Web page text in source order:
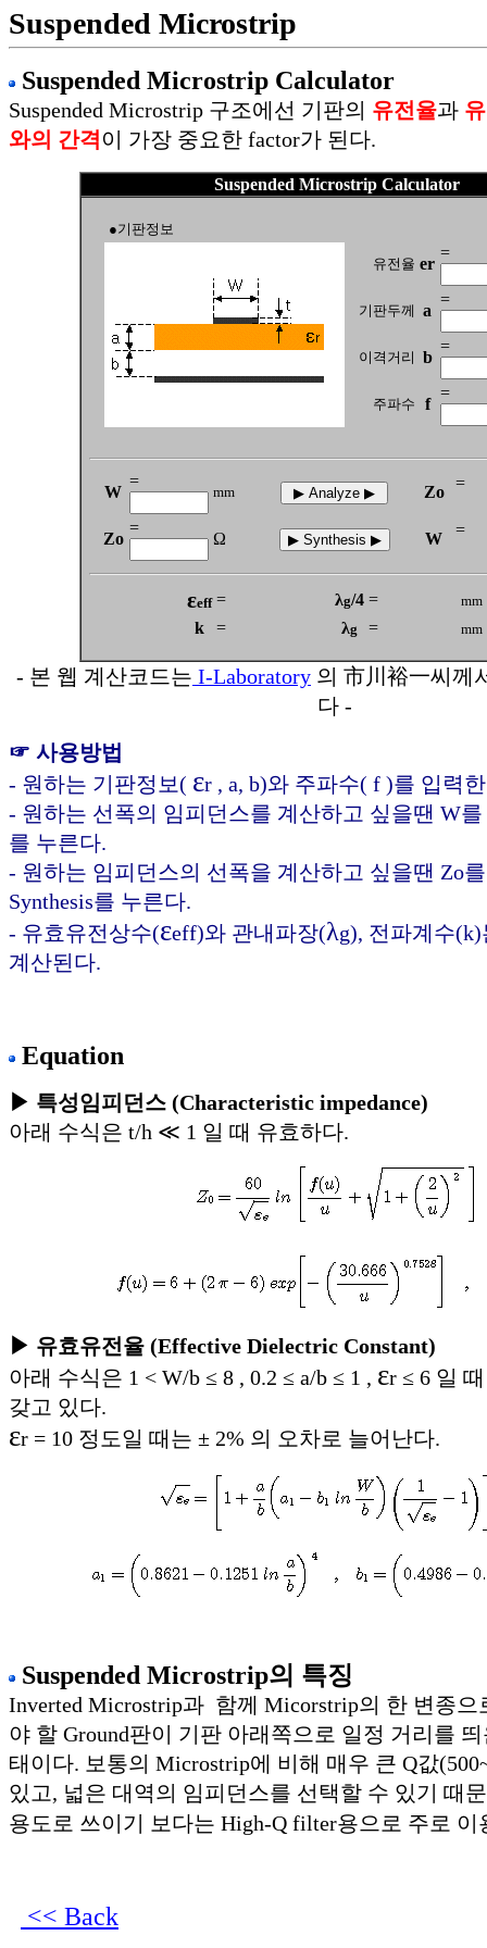
Suspended Microstrip
Suspended Microstrip Calculator
Suspended Microstrip 구조에선 기판의 유전율과
와의 간격이 가장 중요한 factor가 된다.
Suspended Microstrip Calculator
●기판정보
유전율 er
=
기판두께 a
=
이격거리 b
=
주파수 f
=
W
=
mm Zo =
Zo
=
Ω W =
εeff = λg/4 = mm
k = λg = mm
- 본 웹 계산코드는 I-Laboratory 의 市川裕一씨께
다 -
☞ 사용방법
- 원하는 기판정보( εr , a, b)와 주파수( f )를 입력
- 원하는 선폭의 임피던스를 계산하고 싶을땐 W
를 누른다.
- 원하는 임피던스의 선폭을 계산하고 싶을땐 Zo
Synthesis를 누른다.
- 유효유전상수(εeff)와 관내파장(λg), 전파계수
계산된다.
Equation
▶ 특성임피던스 (Characteristic impedance)
아래 수식은 t/h ≪ 1 일 때 유효하다.
▶ 유효유전율 (Effective Dielectric Constant)
아래 수식은 1 < W/b ≤ 8 , 0.2 ≤ a/b ≤ 1 , εr ≤ 6 일
갖고 있다.
εr = 10 정도일 때는 ± 2% 의 오차로 늘어난다.
Suspended Microstrip의 특징
Inverted Microstrip과 함께 Micorstrip의 한 변종으
야 할 Ground판이 기판 아래쪽으로 일정 거리를
태이다. 보통의 Microstrip에 비해 매우 큰 Q값
있고, 넓은 대역의 임피던스를 선택할 수 있기 때
용도로 쓰이기 보다는 High-Q filter용으로 주로 이
<< Back